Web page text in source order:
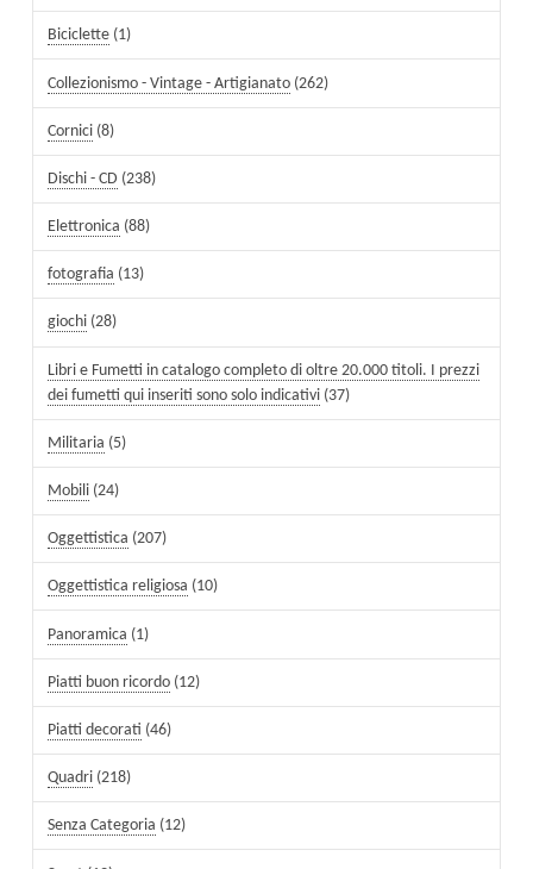
Biciclette (1)
Collezionismo - Vintage - Artigianato (262)
Cornici (8)
Dischi - CD (238)
Elettronica (88)
fotografia (13)
giochi (28)
Libri e Fumetti in catalogo completo di oltre 20.000 titoli. I prezzi
dei fumetti qui inseriti sono solo indicativi (37)
Militaria (5)
Mobili (24)
Oggettistica (207)
Oggettistica religiosa (10)
Panoramica (1)
Piatti buon ricordo (12)
Piatti decorati (46)
Quadri (218)
Senza Categoria (12)